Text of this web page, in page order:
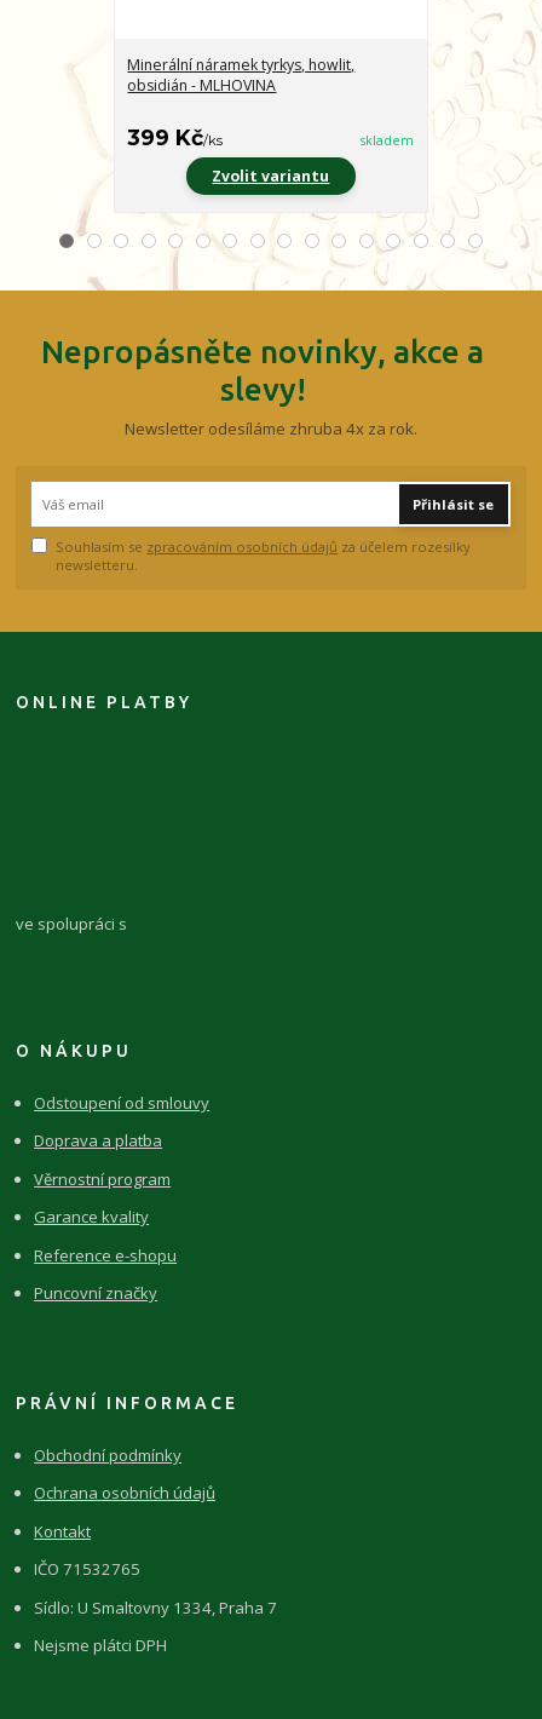
Minerální náramek tyrkys, howlit,
obsidián - MLHOVINA
399 Kč/ks skladem
Zvolit variantu
Minerální
CHARAKTER
399 Kč
Nepropásněte novinky, akce a
slevy!
Newsletter odesíláme zhruba 4x za rok.
Přihlásit se
Souhlasím se zpracováním osobních údajů za účelem rozesílky
newsletteru.
ONLINE PLATBY
ve spolupráci s
O NÁKUPU
Odstoupení od smlouvy
Doprava a platba
Věrnostní program
Garance kvality
Reference e-shopu
Puncovní značky
PRÁVNÍ INFORMACE
Obchodní podmínky
Ochrana osobních údajů
Kontakt
IČO 71532765
Sídlo: U Smaltovny 1334, Praha 7
Nejsme plátci DPH